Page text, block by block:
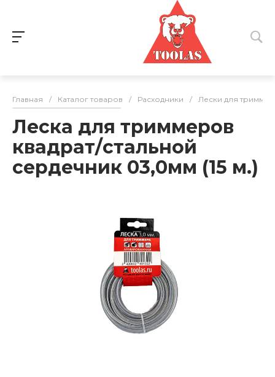
Главная / Каталог товаров / Расходники / Лески для
Леска для триммеров
квадрат/стальной
сердечник 03,0мм (15 м.)